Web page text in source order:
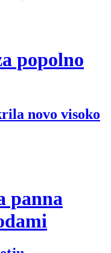
popolno
novo visoko
panna